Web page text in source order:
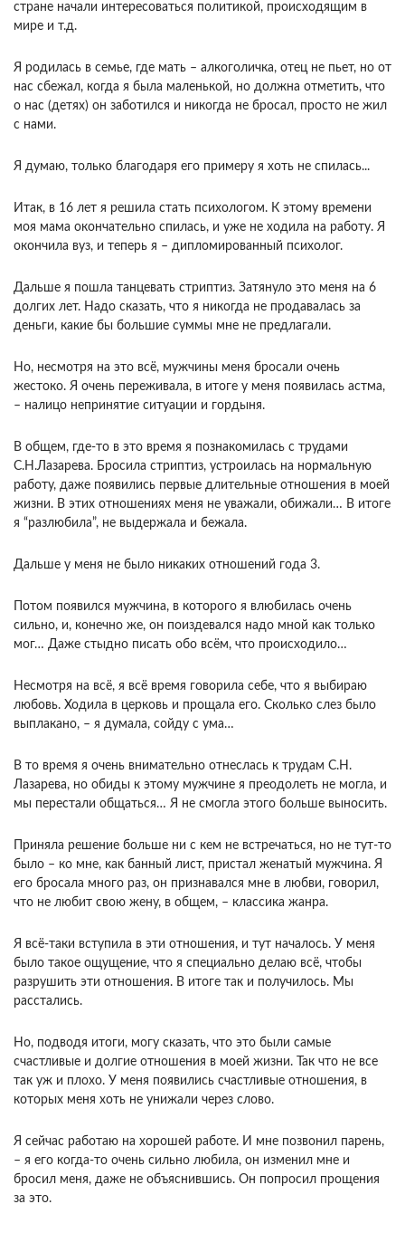
стране начали интересоваться политикой, происходящим в
мире и т.д.
Я родилась в семье, где мать – алкоголичка, отец не пьет, но от
нас сбежал, когда я была маленькой, но должна отметить, что
о нас (детях) он заботился и никогда не бросал, просто не жил
с нами.
Я думаю, только благодаря его примеру я хоть не спилась...
Итак, в 16 лет я решила стать психологом. К этому времени
моя мама окончательно спилась, и уже не ходила на работу. Я
окончила вуз, и теперь я – дипломированный психолог.
Дальше я пошла танцевать стриптиз. Затянуло это меня на 6
долгих лет. Надо сказать, что я никогда не продавалась за
деньги, какие бы большие суммы мне не предлагали.
Но, несмотря на это всё, мужчины меня бросали очень
жестоко. Я очень переживала, в итоге у меня появилась астма,
– налицо непринятие ситуации и гордыня.
В общем, где-то в это время я познакомилась с трудами
С.Н.Лазарева. Бросила стриптиз, устроилась на нормальную
работу, даже появились первые длительные отношения в моей
жизни. В этих отношениях меня не уважали, обижали… В итоге
я “разлюбила”, не выдержала и бежала.
Дальше у меня не было никаких отношений года 3.
Потом появился мужчина, в которого я влюбилась очень
сильно, и, конечно же, он поиздевался надо мной как только
мог… Даже стыдно писать обо всём, что происходило…
Несмотря на всё, я всё время говорила себе, что я выбираю
любовь. Ходила в церковь и прощала его. Сколько слез было
выплакано, – я думала, сойду с ума…
В то время я очень внимательно отнеслась к трудам С.Н.
Лазарева, но обиды к этому мужчине я преодолеть не могла, и
мы перестали общаться… Я не смогла этого больше выносить.
Приняла решение больше ни с кем не встречаться, но не тут-то
было – ко мне, как банный лист, пристал женатый мужчина. Я
его бросала много раз, он признавался мне в любви, говорил,
что не любит свою жену, в общем, – классика жанра.
Я всё-таки вступила в эти отношения, и тут началось. У меня
было такое ощущение, что я специально делаю всё, чтобы
разрушить эти отношения. В итоге так и получилось. Мы
расстались.
Но, подводя итоги, могу сказать, что это были самые
счастливые и долгие отношения в моей жизни. Так что не все
так уж и плохо. У меня появились счастливые отношения, в
которых меня хоть не унижали через слово.
Я сейчас работаю на хорошей работе. И мне позвонил парень,
– я его когда-то очень сильно любила, он изменил мне и
бросил меня, даже не объяснившись. Он попросил прощения
за это.